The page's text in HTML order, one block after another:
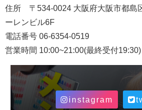
住所 〒534-0024 大阪府大阪市都島
ーレンビル6F
電話番号 06-6354-0519
営業時間 10:00~21:00(最終受付19:30)
instagram